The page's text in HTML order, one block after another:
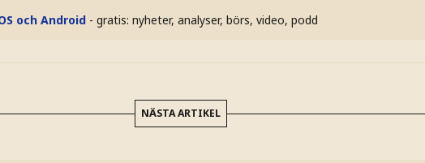
och Android - gratis: nyheter, analyser, börs, video, podd
NÄSTA ARTIKEL